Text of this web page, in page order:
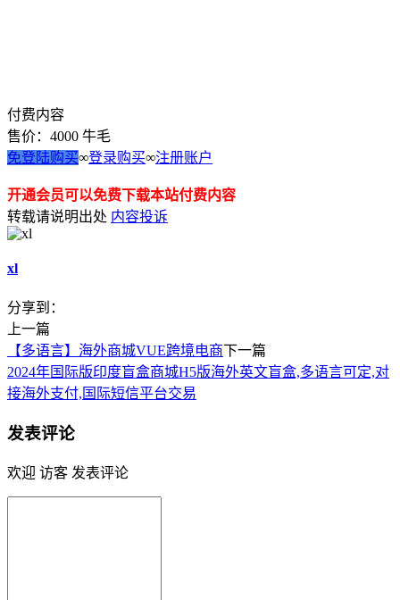
付费内容
售价： 4000 牛毛
免登陆购买∞登录购买∞注册账户
开通会员可以免费下载本站付费内容
转载请说明出处 内容投诉
xl
分享到：
上一篇
【多语言】海外商城VUE跨境电商下一篇
2024年国际版印度盲盒商城H5版海外英文盲盒,多语言可定,对
接海外支付,国际短信平台交易
发表评论
欢迎 访客 发表评论